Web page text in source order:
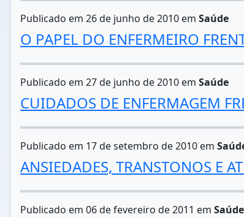
Publicado em 26 de junho de 2010 em Saúde
O PAPEL DO ENFERMEIRO
Publicado em 27 de junho de 2010 em Saúde
CUIDADOS DE ENFERMAGEM
Publicado em 17 de setembro de 2010 em
ANSIEDADES, TRANSTONOS E
Publicado em 06 de fevereiro de 2011 em Saúde